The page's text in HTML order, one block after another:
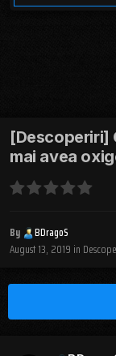
[Descoperiri]
mai avea
By
BDragoS
August 13, 2019 in